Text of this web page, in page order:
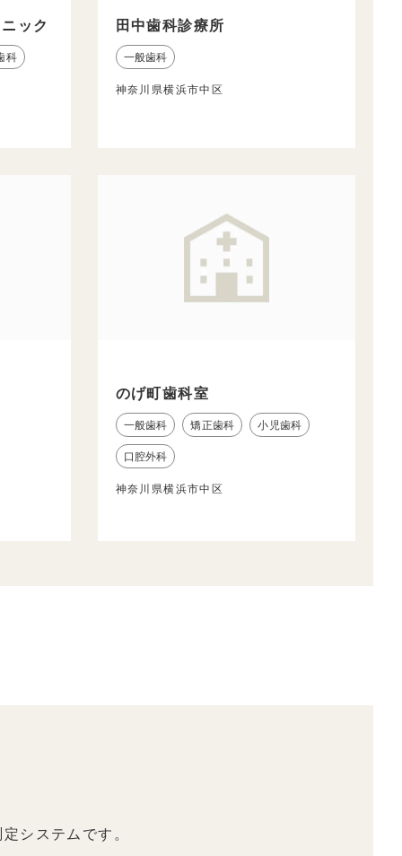
ック
科
田中歯科診療所
一般歯科
神奈川県横浜市中区
のげ町歯科室
一般歯科 矯正歯科 小児歯科
口腔外科
神奈川県横浜市中区
システムです。